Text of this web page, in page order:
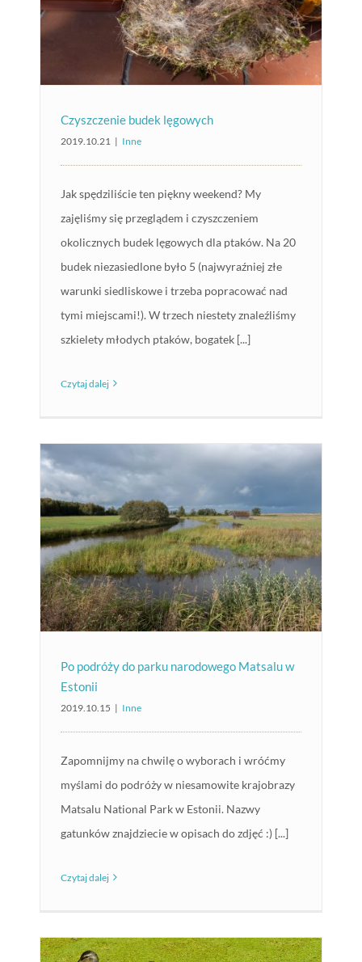
Czyszczenie budek lęgowych
2019.10.21 | Inne
Jak spędziliście ten piękny weekend? My
zajęliśmy się przeglądem i czyszczeniem
okolicznych budek lęgowych dla ptaków. Na 20
budek niezasiedlone było 5 (najwyraźniej złe
warunki siedliskowe i trzeba popracować nad
tymi miejscami!). W trzech niestety znaleźliśmy
szkielety młodych ptaków, bogatek [...]
Czytaj dalej
Po podróży do parku narodowego Matsalu w
Estonii
2019.10.15 | Inne
Zapomnijmy na chwilę o wyborach i wróćmy
myślami do podróży w niesamowite krajobrazy
Matsalu National Park w Estonii. Nazwy
gatunków znajdziecie w opisach do zdjęć :) [...]
Czytaj dalej